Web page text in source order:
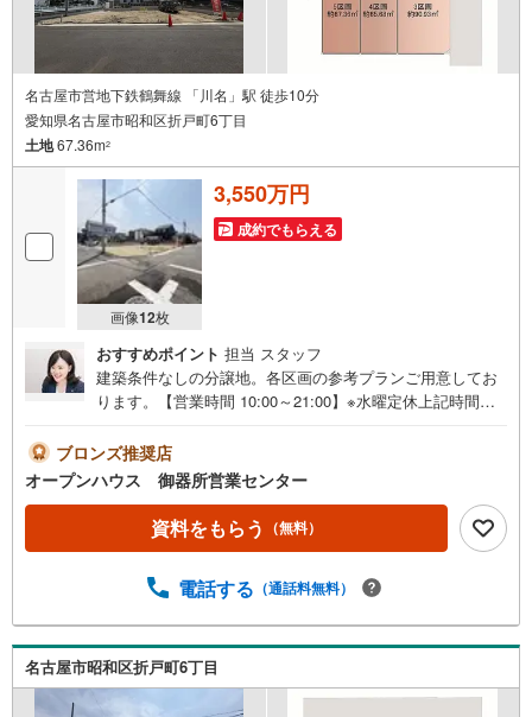
名古屋市営地下鉄鶴舞線 「川名」駅 徒歩10分
愛知県名古屋市昭和区折戸町6丁目
土地67.36m2
画像12枚
3,550万円
成約でもらえる
おすすめポイント 担当 スタッフ
建築条件なしの分譲地。各区画の参考プランご用意してお
ります。【営業時間 10:00～21:00】※水曜定休上記時間は
絡ください！現地を見学される場合は「室内・現地を見学
する（無料）」ボタンよりご希望の日時をご記入いただけ
ますとスムーズにご案内が可能です。◎現地のご案内につ
いて・平日や夜遅い時間帯もご案内が可能 ※定休日を除
く・経験豊富なスタッフが物件詳細を丁寧にご説明いたし
します。・チャイルドシートのご用意ございます。◎個別F
大歓迎です！年間8000棟以上の限定物件を発表しているオ
ープンハウスだから出会える物件が多数ございます。ぜひ
お気軽にご連絡・ご相談ください！※限定物件:当社のみ、
ブロンズ推奨店
オープンハウス 御器所営業センター
資料をもらう （無料）
電話する （通話料無料）
名古屋市昭和区折戸町6丁目